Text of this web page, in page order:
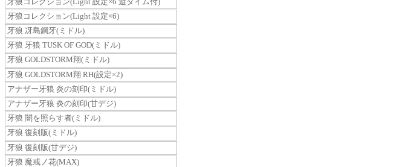
牙狼コレクション(Light 設定×6)
牙狼 冴島鋼牙(ミドル)
牙狼 牙狼 TUSK OF GOD(ミドル)
牙狼 GOLDSTORM翔(ミドル)
牙狼 GOLDSTORM翔 RH(設定×2)
アナザー牙狼 炎の刻印(ミドル)
アナザー牙狼 炎の刻印(甘デジ)
牙狼 闇を照らす者(ミドル)
牙狼 復刻版(ミドル)
牙狼 復刻版(甘デジ)
牙狼 魔戒ノ花(MAX)